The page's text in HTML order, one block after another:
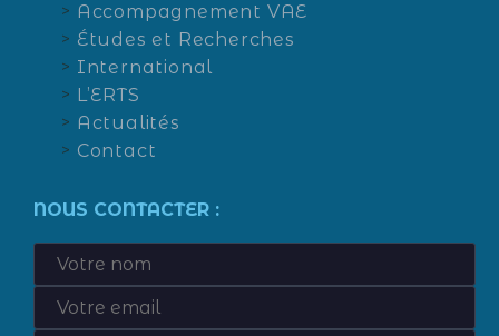
Accompagnement VAE
Études et Recherches
International
L’ERTS
Actualités
Contact
NOUS CONTACTER :